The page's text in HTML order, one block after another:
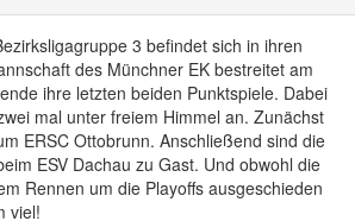
3 befindet sich in ihren
des Münchner EK bestreitet am
ihre letzten beiden Punktspiele. Dabei
mal unter freiem Himmel an. Zunächst
ERSC Ottobrunn. Anschließend sind die
ESV Dachau zu Gast. Und obwohl die
Rennen um die Playoffs ausgeschieden
viel!